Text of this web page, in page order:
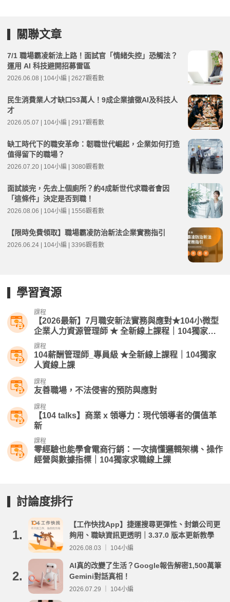
關聯文章
7/1 職場霸凌新法上路！面試官「情緒失控」恐觸法？
運用 AI 科技避開招募雷區
2026.06.08 | 104小編 | 2627觀看數
民生消費業人才缺口53萬人！9成企業搶徵AI及科技人
才
2026.05.07 | 104小編 | 2917觀看數
缺工時代下的職安革命：韌職世代崛起，企業如何打造
值得留下的職場？
2026.07.20 | 104小編 | 3080觀看數
面試談完，先去上個廁所？約4成新世代求職者會因
「這條件」決定是否到職！
2026.08.06 | 104小編 | 1556觀看數
【限時免費領取】職場霸凌防治新法企業實務指引
2026.06.24 | 104小編 | 3396觀看數
學習資源
課程
【2026最新】7月職安新法實務與應對★104小微型
企業人力資源管理師​ ★ 全新線上課程｜104獨家人
資線上課
課程
104薪酬管理師_專員級 ★全新線上課程｜104獨家
人資線上課
課程
友善職場，不法侵害的預防與應對
課程
【104 talks】商業 x 領導力：現代領導者的價值革
新
課程
零經驗也能學會電商行銷：一次搞懂邏輯架構、操作
經營與數據指標｜104獨家求職線上課
討論度排行
1.
【工作快找App】捷運搜尋更彈性、封鎖公司更
夠用、職缺資訊更透明｜3.37.0 版本更新教學
2026.08.03 ｜ 104小編
2.
AI真的改變了生活？Google報告解密1,500萬筆
Gemini對話真相！
2026.07.29 ｜ 104小編